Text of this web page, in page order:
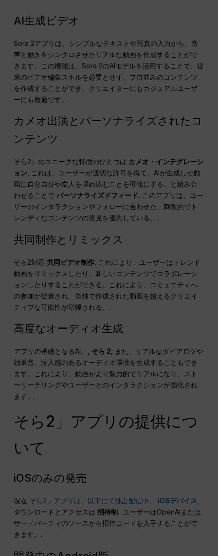
AI生成ビデオ
Sora 2アプリは、シンプルなテキストや写真の入力から、音
声と動きをシンクロさせたリアルな動画を作成することがで
きます。この機能は、Sora 2のAIモデルを活用することで、従
来のビデオ編集スキルを必要とせず、プロ並みのコンテンツ
を作成することができ、クリエイターにもカジュアルユーザ
ーにも最適です。.
カメオ出演とパーソナライズされたコ
ンテンツ
そら2』のユニークな特徴のひとつは カメオ・インテグレーシ
ョン , これは、ユーザーが適切な許可を得て、AIが生成した動
画に自分自身や友人を埋め込むことを可能にする。と組み合
わせることでパーソナライズドフィード , このアプリは、ユー
ザーのインタラクションやフォローに合わせた、刺激的でト
レンディなコンテンツの発見を優先している。.
共同制作とリミックス
そら2対応共同ビデオ制作 , これにより、ユーザーはトレンド
動画をリミックスしたり、新しいコンテンツでコラボレーシ
ョンしたりすることができる。これにより、コミュニティへ
の参加が促進され、単独で作成された動画を超えるクリエイ
ティブな可能性が増幅される。.
高度なオーディオ生成
アプリの基礎となるAI、, そら 2 , また、リアルなダイアログや
効果音、没入感のあるオーディオ環境を生成することもでき
ます。これにより、動画がより魅力的でリアルになり、スト
ーリーテリングやユーザーとのインタラクションが強化され
ます。.
そら2」アプリの提供につ
いて
iOSのみの発売
現在 そら2」アプリは、以下にて独占配信中。 iOSデバイス,
ダウンロードとアクセスは招待制 . .ユーザーはOpenAIまたは
サードパーティのソースから招待コードを入手することがで
きます。.